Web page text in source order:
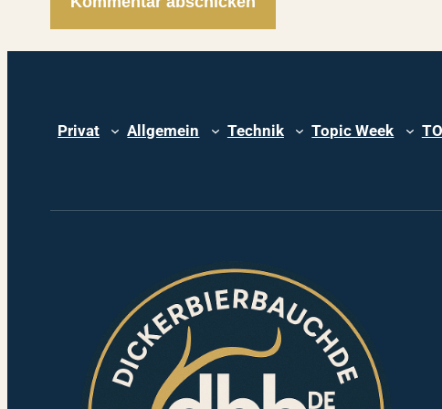
Privat Allgemein Technik Topic Week